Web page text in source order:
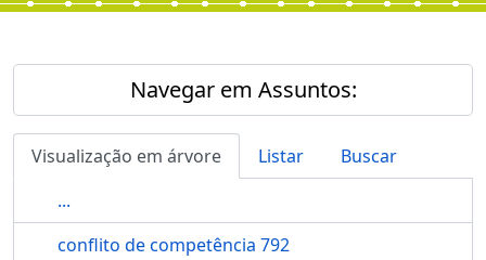
Navegar em Assuntos:
Visualização em árvore Listar
Buscar
...
conflito de competência 792